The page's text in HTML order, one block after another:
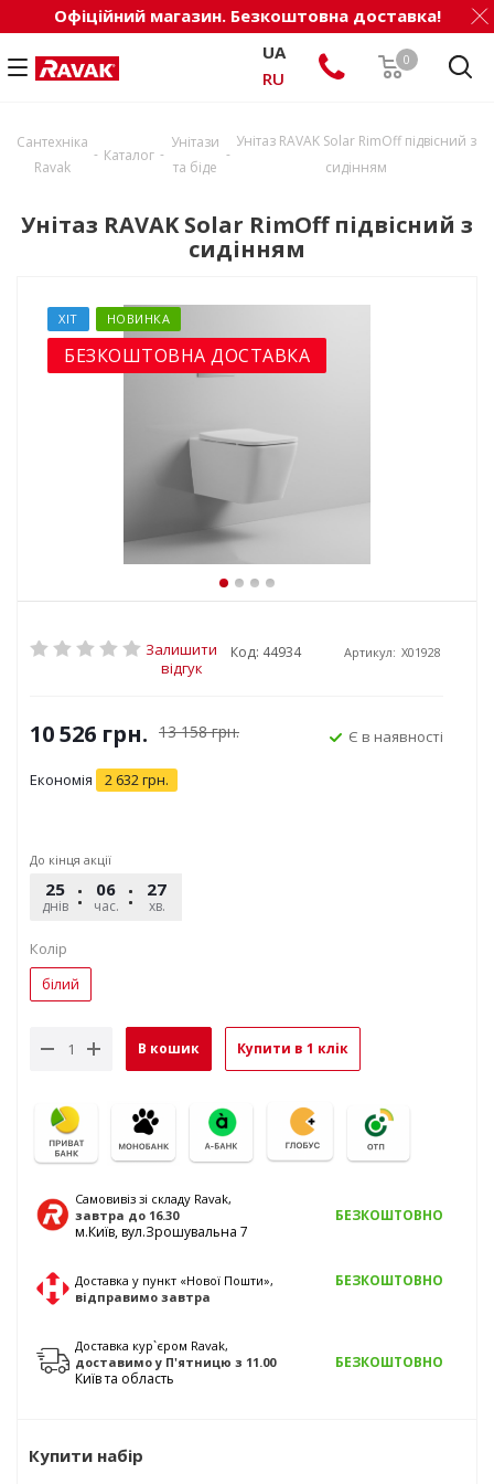
Офіційний магазин. Безкоштовна доставка!
0
UA
RU
Сантехніка
Ravak
- Каталог -
Унітази
та біде
-
Унітаз RAVAK Solar RimOff підвісний з
сидінням
Унітаз RAVAK Solar RimOff підвісний з
сидінням
ХІТ НОВИНКА
БЕЗКОШТОВНА ДОСТАВКА
Залишити
відгук
Код: 44934 Артикул: X01928
10 526 грн. 13 158грн.
Економія 2 632грн.
Є в наявності
До кінця акції
25
днів
06
час.
27
хв.
Колір
білий
В кошик Купити в 1 клік
Самовивіз зі складу Ravak,
завтра до 16.30
м.Київ, вул.Зрошувальна 7
БЕЗКОШТОВНО
Доставка у пункт «Нової Пошти»,
відправимозавтра
БЕЗКОШТОВНО
Доставка кур`єром Ravak,
доставимо у П'ятницю з 11.00
Київ та область
БЕЗКОШТОВНО
Купити набір